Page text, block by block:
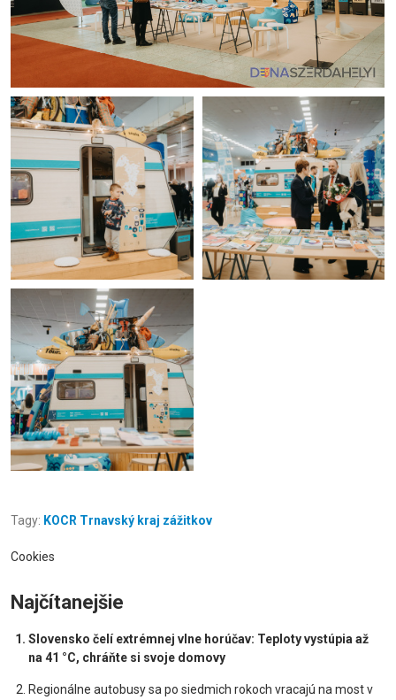
Tagy: KOCR Trnavský kraj zážitkov
Cookies
Najčítanejšie
Slovensko čelí extrémnej vlne horúčav: Teploty vystúpia až
na 41 °C, chráňte si svoje domovy
Regionálne autobusy sa po siedmich rokoch vracajú na most v